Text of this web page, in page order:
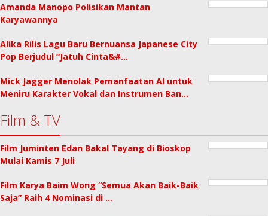
Amanda Manopo Polisikan Mantan
Karyawannya
Alika Rilis Lagu Baru Bernuansa Japanese City
Pop Berjudul “Jatuh Cinta&#…
Mick Jagger Menolak Pemanfaatan AI untuk
Meniru Karakter Vokal dan Instrumen Ban…
Film & TV
Film Juminten Edan Bakal Tayang di Bioskop
Mulai Kamis 7 Juli
Film Karya Baim Wong “Semua Akan Baik-Baik
Saja” Raih 4 Nominasi di …